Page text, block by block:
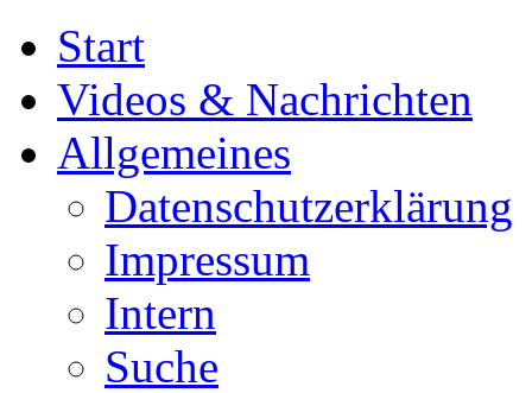
Start
Videos & Nachrichten
Allgemeines
Datenschutzerklärung
Impressum
Intern
Suche